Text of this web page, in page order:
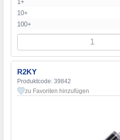
1+
10+
100+
R2KY
Produktcode: 39842
zu Favoriten hinzufügen